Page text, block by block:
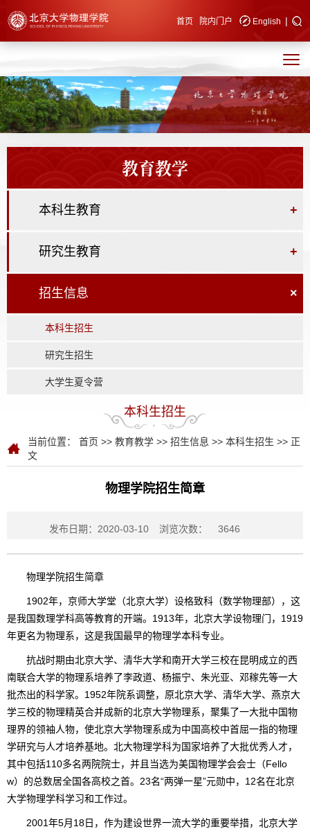
快速导航 首页 院内门户 English |
教育教学
本科生教育 +
研究生教育 +
招生信息 ×
本科生招生
研究生招生
大学生夏令营
本科生招生
当前位置： 首页 >> 教育教学 >> 招生信息 >> 本科生招生 >> 正
文
物理学院招生简章
发布日期：2020-03-10 浏览次数： 3646
物理学院招生简章
1902年，京师大学堂（北京大学）设格致科（数学物理部），这
是我国数理学科高等教育的开端。1913年，北京大学设物理门，1919
年更名为物理系，这是我国最早的物理学本科专业。
抗战时期由北京大学、清华大学和南开大学三校在昆明成立的西
南联合大学的物理系培养了李政道、杨振宁、朱光亚、邓稼先等一大
批杰出的科学家。1952年院系调整，原北京大学、清华大学、燕京大
学三校的物理精英合并成新的北京大学物理系，聚集了一大批中国物
理界的领袖人物，使北京大学物理系成为中国高校中首屈一指的物理
学研究与人才培养基地。北大物理学科为国家培养了大批优秀人才，
其中包括110多名两院院士，并且当选为美国物理学会会士（Fello
w）的总数居全国各高校之首。23名“两弹一星”元勋中，12名在北京
大学物理学科学习和工作过。
2001年5月18日，作为建设世界一流大学的重要举措，北京大学